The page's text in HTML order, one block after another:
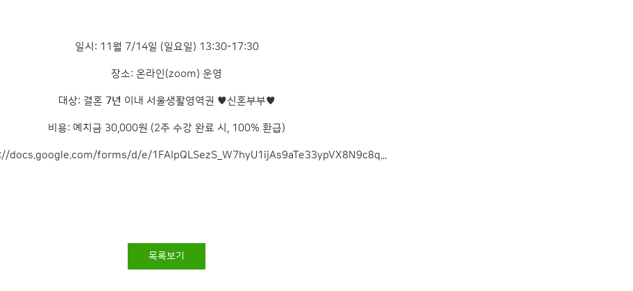
일시: 11월 7/14일 (일요일) 13:30-17:30
장소: 온라인(zoom) 운영
대상: 결혼 7년 이내 서울생활영역권 ♥신혼부부♥
비용: 예치금 30,000원 (2주 수강 완료 시, 100% 환급)
docs.google.com/forms/d/e/1FAIpQLSezS_W7hyU1ijAs9aTe33ypVX8N9c8q...
목록보기